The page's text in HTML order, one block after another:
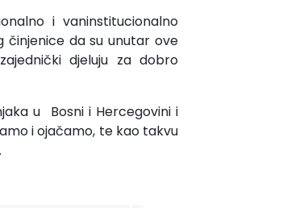
i vaninstitucionalno
činjenice da su unutar ove
djeluju za dobro
u Bosni i Hercegovini i
i ojačamo, te kao takvu